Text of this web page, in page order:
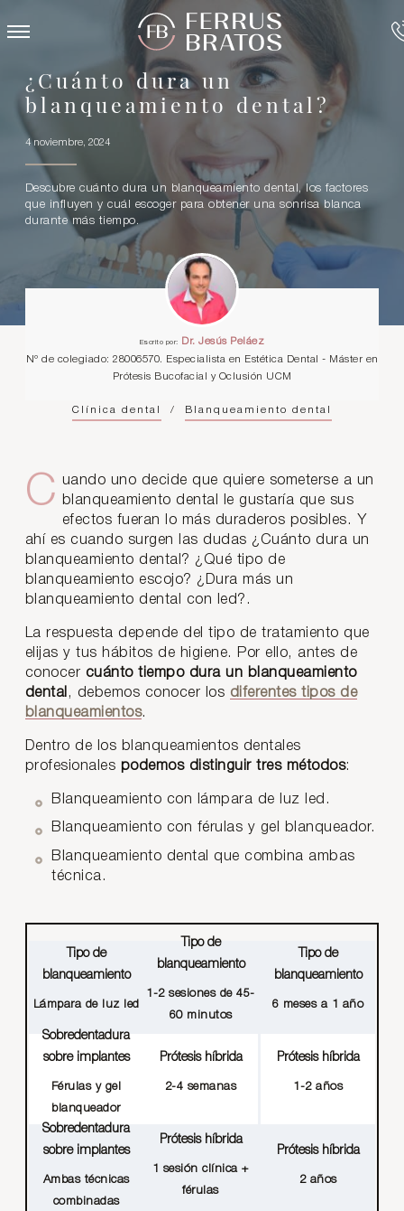
¿Cuánto dura un
blanqueamiento dental?
4 noviembre, 2024
Descubre cuánto dura un blanqueamiento dental, los factores
que influyen y cuál escoger para obtener una sonrisa blanca
durante más tiempo.
Escrito por:
Dr. Jesús Peláez
Nº de colegiado: 28006570. Especialista en Estética Dental - Máster en
Prótesis Bucofacial y Oclusión UCM
Clínica dental / Blanqueamiento dental
Cuando uno decide que quiere someterse a un
blanqueamiento dental le gustaría que sus
efectos fueran lo más duraderos posibles. Y
ahí es cuando surgen las dudas ¿Cuánto dura un
blanqueamiento dental? ¿Qué tipo de
blanqueamiento escojo? ¿Dura más un
blanqueamiento dental con led?.
La respuesta depende del tipo de tratamiento que
elijas y tus hábitos de higiene. Por ello, antes de
conocer cuánto tiempo dura un blanqueamiento
dental , debemos conocer los diferentes tipos de
blanqueamientos.
Dentro de los blanqueamientos dentales
profesionales podemos distinguir tres métodos:
Blanqueamiento con lámpara de luz led.
Blanqueamiento con férulas y gel blanqueador.
Blanqueamiento dental que combina ambas
técnica.
Tipo de
blanqueamiento
Lámpara de luz led
Tipo de
blanqueamiento
1-2 sesiones de 45-
60 minutos
Tipo de
blanqueamiento
6 meses a 1 año
Sobredentadura
sobre implantes
Férulas y gel
blanqueador
Prótesis híbrida
2-4 semanas
Prótesis híbrida
1-2 años
Sobredentadura
sobre implantes
Ambas técnicas
combinadas
Prótesis híbrida
1 sesión clínica +
férulas
Prótesis híbrida
2 años